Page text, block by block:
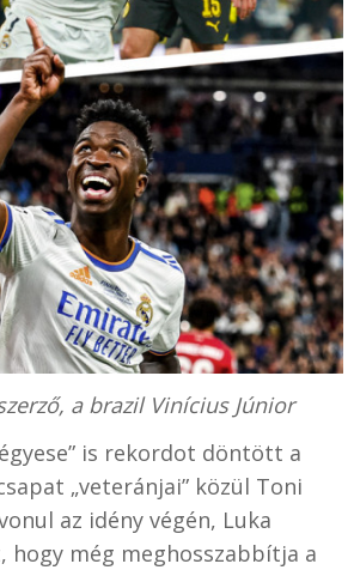
a brazil Vinícius Júnior
is rekordot döntött a
„veteránjai” közül Toni
az idény végén, Luka
hogy még meghosszabbítja a